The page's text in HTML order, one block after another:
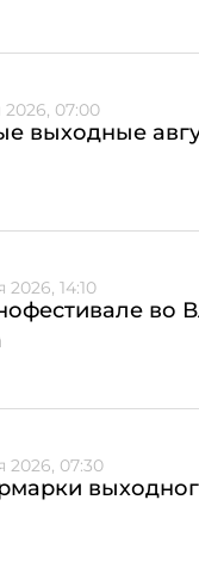
07:00
выходные
14:10
во
2026, 07:30